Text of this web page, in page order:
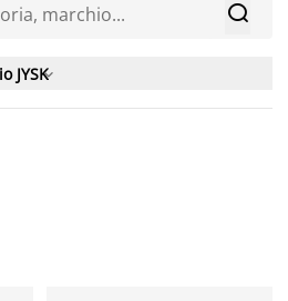

JYSK